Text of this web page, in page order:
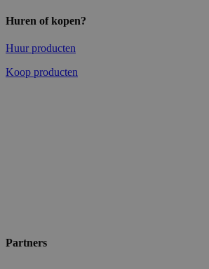
Huren of kopen?
Huur producten
Koop producten
Partners